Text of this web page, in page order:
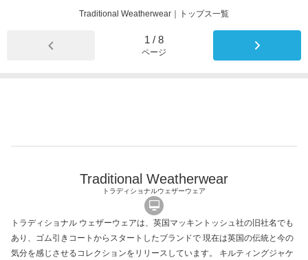
Traditional Weatherwear｜トップス一覧
1 / 8
ページ
Traditional Weatherwear
トラディショナルウェザーウェア
トラディショナル ウェザーウェアは、英国マッキントッシュ社の旧社名でも
あり、ゴム引きコートからスタートしたブランドで 現在は英国の伝統と今の
気分を感じさせるコレクションをリリースしています。 キルティングジャケ